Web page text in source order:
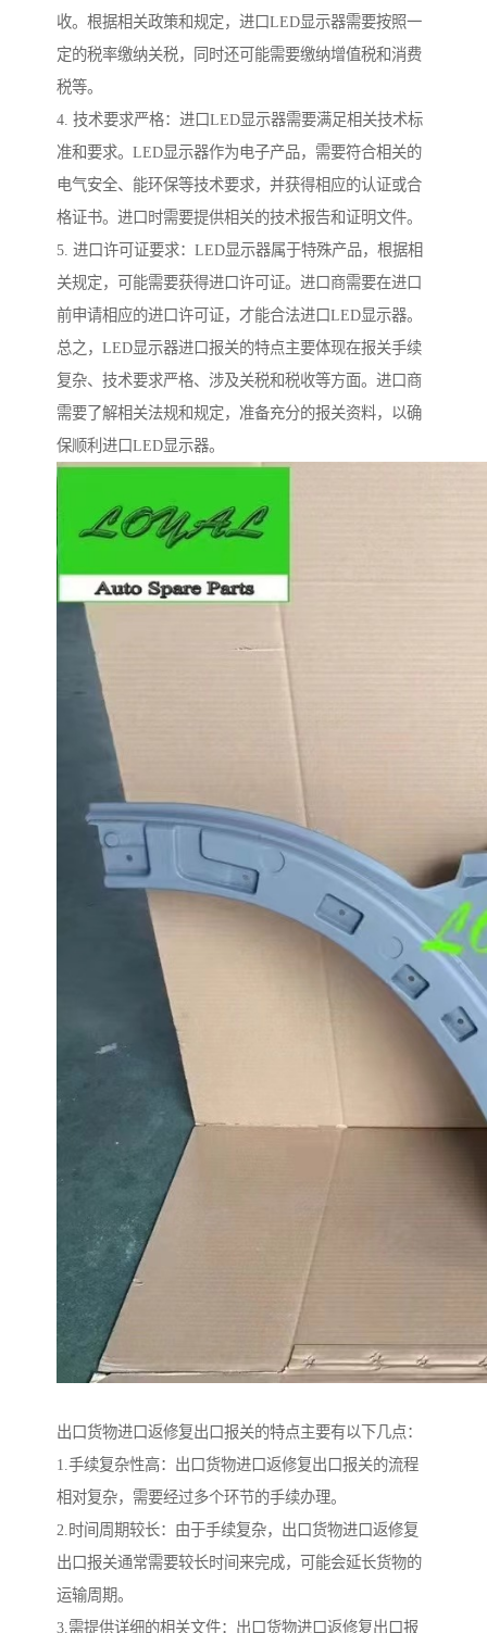
收。根据相关政策和规定，进口LED显示器需要按照一
定的税率缴纳关税，同时还可能需要缴纳增值税和消费
税等。
4. 技术要求严格：进口LED显示器需要满足相关技术标
准和要求。LED显示器作为电子产品，需要符合相关的
电气安全、能环保等技术要求，并获得相应的认证或合
格证书。进口时需要提供相关的技术报告和证明文件。
5. 进口许可证要求：LED显示器属于特殊产品，根据相
关规定，可能需要获得进口许可证。进口商需要在进口
前申请相应的进口许可证，才能合法进口LED显示器。
总之，LED显示器进口报关的特点主要体现在报关手续
复杂、技术要求严格、涉及关税和税收等方面。进口商
需要了解相关法规和规定，准备充分的报关资料，以确
保顺利进口LED显示器。
出口货物进口返修复出口报关的特点主要有以下几点：
1.手续复杂性高：出口货物进口返修复出口报关的流程
相对复杂，需要经过多个环节的手续办理。
2.时间周期较长：由于手续复杂，出口货物进口返修复
出口报关通常需要较长时间来完成，可能会延长货物的
运输周期。
3.需提供详细的相关文件：出口货物进口返修复出口报